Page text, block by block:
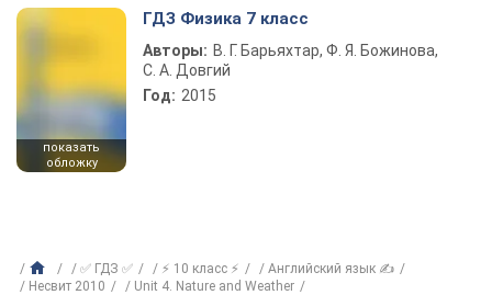
показать
обложку
ГДЗ Физика 7 класс
Авторы: В. Г. Барьяхтар, Ф. Я. Божинова,
С. А. Довгий
Год: 2015
✅ ГДЗ ✅ ⚡ 10 класс ⚡
Английский язык ✍
Несвит 2010
Unit 4. Nature and Weather